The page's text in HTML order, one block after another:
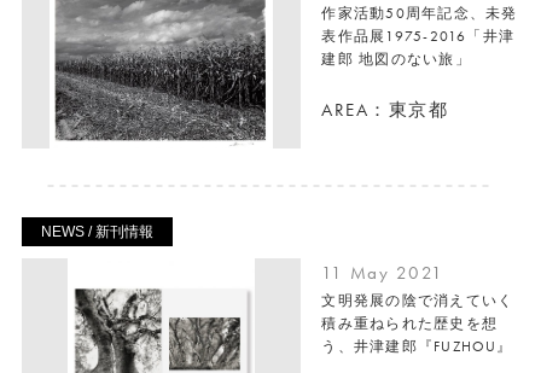
作家活動50周年記念、未発
表作品展1975-2016「井津
建郎 地図のない旅」
AREA：東京都
NEWS / 新刊情報
11 May 2021
文明発展の陰で消えていく
積み重ねられた歴史を想
う、井津建郎『FUZHOU』